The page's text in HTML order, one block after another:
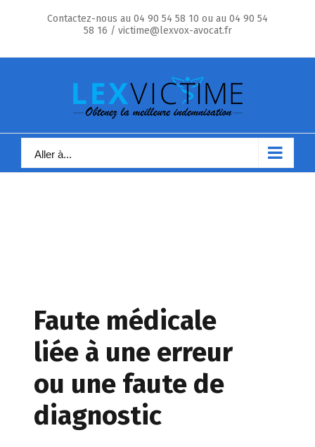
Contactez-nous au 04 90 54 58 10 ou au 04 90 54
58 16 / victime@lexvox-avocat.fr
Aller à...
Faute médicale
liée à une erreur
ou une faute de
diagnostic